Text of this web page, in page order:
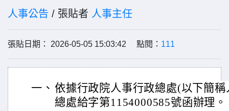
人事公告 / 張貼者 人事主任
張貼日期： 2026-05-05 15:03:42 點閱： 111
一、 依據行政院人事行政總處(以下簡
總處給字第1154000585號函辦理。